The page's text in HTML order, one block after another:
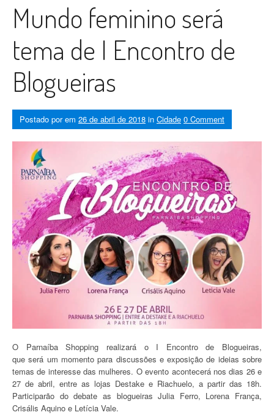
Mundo feminino será
tema de I Encontro de
Blogueiras
Postado porem 26 de abril de 2018 in Cidade 0 Comment
O Parnaíba Shopping realizará o I Encontro de Blogueiras,
que será um momento para discussões e exposição de ideias sobre
temas de interesse das mulheres. O evento acontecerá nos dias 26 e
27 de abril, entre as lojas Destake e Riachuelo, a partir das 18h.
Participarão do debate as blogueiras Julia Ferro, Lorena França,
Crisális Aquino e Letícia Vale.